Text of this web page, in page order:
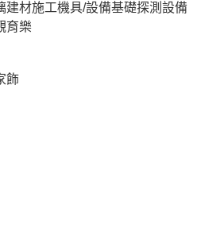
建材施工機具/設備基礎探測設備
育樂
飾